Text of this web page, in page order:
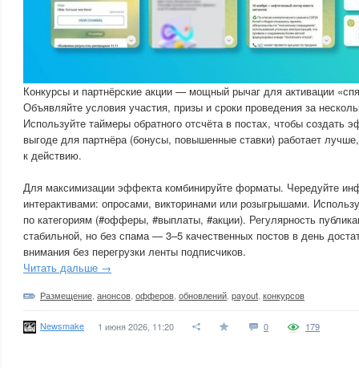
Конкурсы и партнёрские акции — мощный рычаг для активации
Объявляйте условия участия, призы и сроки проведения за
Используйте таймеры обратного отсчёта в постах, чтобы создать
выгоде для партнёра (бонусы, повышенные ставки) работает
к действию.
Для максимизации эффекта комбинируйте форматы. Чередуйте
интерактивами: опросами, викторинами или розыгрышами.
по категориям (#офферы, #выплаты, #акции). Регулярность
стабильной, но без спама — 3–5 качественных постов в день
внимания без перегрузки ленты подписчиков.
Читать дальше →
Размещение анонсов офферов обновлений payout конкурсов
Newsmake 1 июня 2026, 11:20 0 179